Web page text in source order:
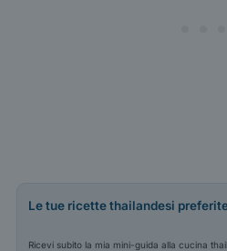
Le tue ricette thailandesi
Ricevi subito la mia mini-guida alla cucina